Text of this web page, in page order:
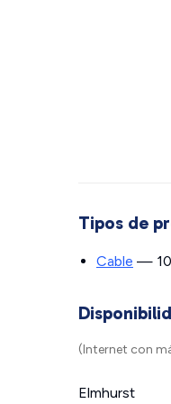
Tipos de
Cable —
(Internet con
Elmhurst